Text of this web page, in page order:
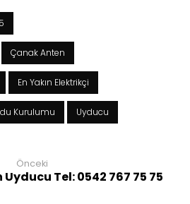
Çanak Anten
En Yakın Elektrikçi
Kurulumu Uyducu
Önceki
Uyducu Tel: 0542 767 75 75